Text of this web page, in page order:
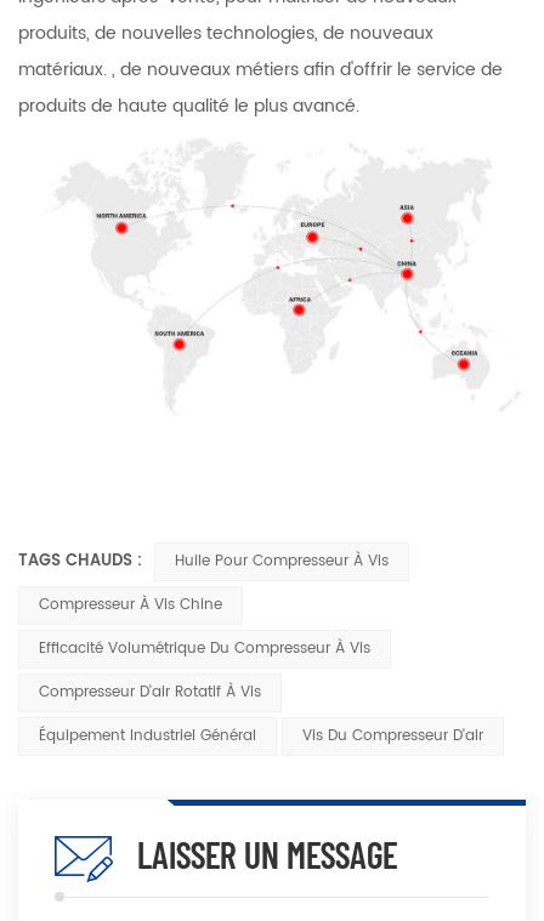
produits, de nouvelles technologies, de nouveaux
matériaux. , de nouveaux métiers afin d'offrir le service de
produits de haute qualité le plus avancé.
TAGS CHAUDS :
Huile Pour Compresseur À Vis
Compresseur À Vis Chine
Efficacité Volumétrique Du Compresseur À Vis
Compresseur D'air Rotatif À Vis
Équipement Industriel Général
Vis Du Compresseur D'air
LAISSER UN MESSAGE